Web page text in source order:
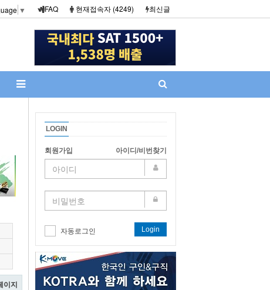
▼ FAQ 현재접속자 (4249) 최신글
LOGIN
회원가입 아이디/비번찾기
자동로그인 Login
이지